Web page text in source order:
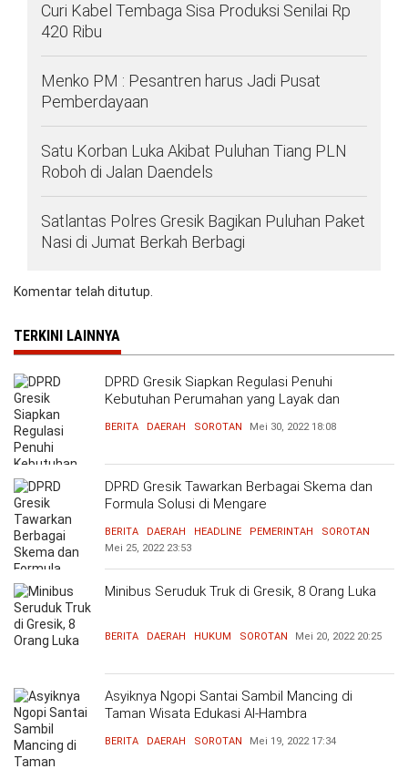
Curi Kabel Tembaga Sisa Produksi Senilai Rp
420 Ribu
Menko PM : Pesantren harus Jadi Pusat
Pemberdayaan
Satu Korban Luka Akibat Puluhan Tiang PLN
Roboh di Jalan Daendels
Satlantas Polres Gresik Bagikan Puluhan Paket
Nasi di Jumat Berkah Berbagi
Komentar telah ditutup.
TERKINI LAINNYA
DPRD Gresik Siapkan Regulasi Penuhi
Kebutuhan Perumahan yang Layak dan
BERITA DAERAH SOROTAN Mei 30, 2022 18:08
DPRD Gresik Tawarkan Berbagai Skema dan
Formula Solusi di Mengare
BERITA DAERAH HEADLINE PEMERINTAH
SOROTAN
Mei 25, 2022 23:53
Minibus Seruduk Truk di Gresik, 8 Orang Luka
BERITA DAERAH HUKUM SOROTAN Mei 20, 2022 20:25
Asyiknya Ngopi Santai Sambil Mancing di
Taman Wisata Edukasi Al-Hambra
BERITA DAERAH SOROTAN Mei 19, 2022 17:34